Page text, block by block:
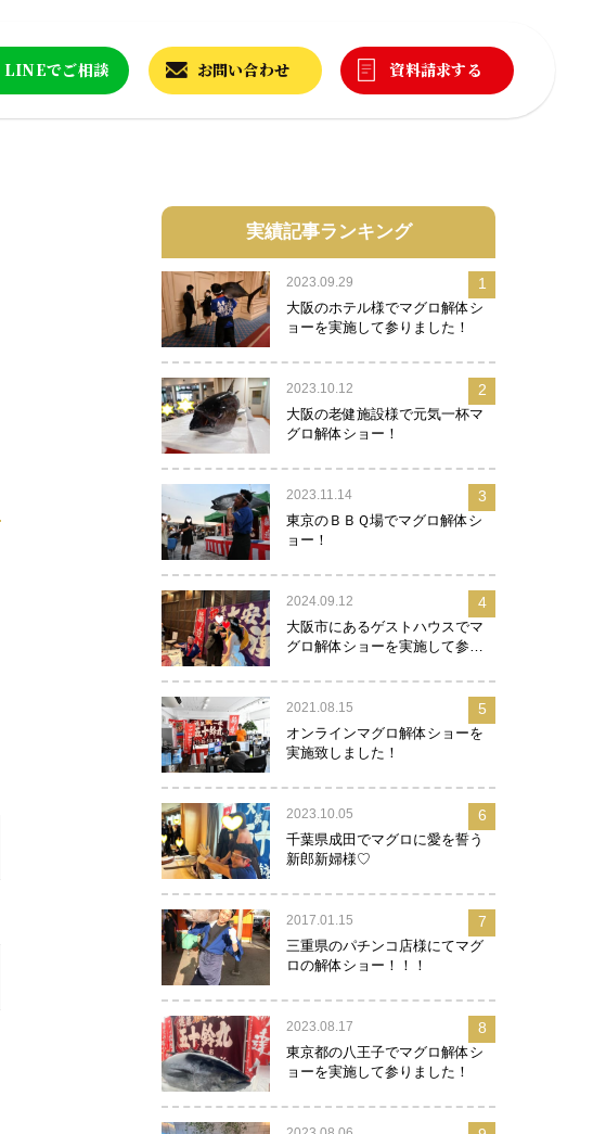
LINEでご相談 お問い合わせ 資料請求する
実績記事ランキング
2023.09.29
大阪のホテル様でマグロ解体シ
ョーを実施して参りました！
1
2023.10.12
大阪の老健施設様で元気一杯マ
グロ解体ショー！
2
2023.11.14
東京のＢＢＱ場でマグロ解体シ
ョー！
3
2024.09.12
大阪市にあるゲストハウスでマ
グロ解体ショーを実施して参り
4
2021.08.15
オンラインマグロ解体ショーを
実施致しました！
5
2023.10.05
千葉県成田でマグロに愛を誓う
新郎新婦様♡
6
2017.01.15
三重県のパチンコ店様にてマグ
ロの解体ショー！！！
7
2023.08.17
東京都の八王子でマグロ解体シ
ョーを実施して参りました！
8